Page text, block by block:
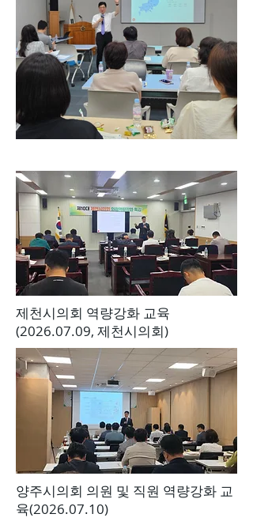
제천시의회 역량강화 교육
(2026.07.09, 제천시의회)
양주시의회 의원 및 직원 역량강화 교
육(2026.07.10)